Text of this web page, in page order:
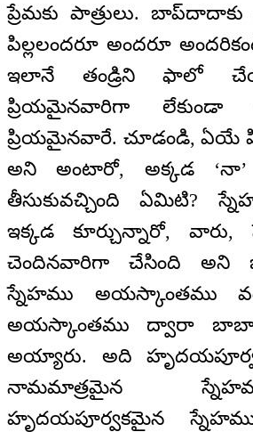
ప్రేమకు పాత్రులు.
పిల్లలందరూ అందరూ
ఇలానే తండ్రిని ఫాలో
ప్రియమైనవారిగా లేకుండా
ప్రియమైనవారే. చూడండి, ఏయే
అని అంటారో, అక్కడ
తీసుకువచ్చింది ఏమిటి?
ఇక్కడ కూర్చున్నారో,
చెందినవారిగా చేసింది అని
స్నేహము అయస్కాంతము
అయస్కాంతము ద్వారా
అయ్యారు. అది
నామమాత్రమైన
హృదయపూర్వకమైన